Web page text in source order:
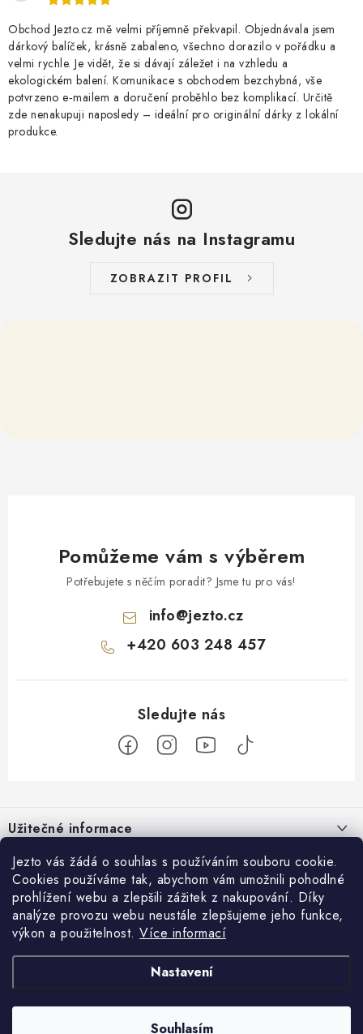
Jezto vás žádá o souhlas s používáním souboru cookie.
Cookies používáme tak, abychom vám umožnili pohodlné
prohlížení webu a zlepšili zážitek z nakupování. Díky
analýze provozu webu neustále zlepšujeme jeho funkce,
výkon a použitelnost. Více informací
Nastavení
Souhlasím
Obchod Jezto.cz mě velmi příjemně překvapil. Objednávala jsem
dárkový balíček, krásně zabaleno, všechno dorazilo v pořádku a
velmi rychle. Je vidět, že si dávají záležet i na vzhledu a
ekologickém balení. Komunikace s obchodem bezchybná, vše
potvrzeno e‑mailem a doručení proběhlo bez komplikací. Určitě
zde nenakupuji naposledy – ideální pro originální dárky z lokální
produkce.
Sledujte nás na Instagramu
ZOBRAZIT PROFIL
Pomůžeme vám s výběrem
Potřebujete s něčím poradit? Jsme tu pro vás!
info@jezto.cz
+420 603 248 457
pUžitečné informace
O nás
Náš příběh
Firemní dárky
Kariéra
Blog
Zákaznický servis
Obchodní podmínky
Ochrana osobních údajů
Doprava & platba
Hodnocení obchodu
Přijímáme online platby
Facebook
. Všechna práva vyhrazena.